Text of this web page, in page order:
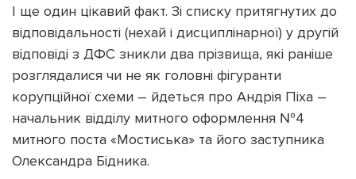
І ще один цікавий факт. Зі списку притягнутих до
відповідальності (нехай і дисциплінарної) у другій
відповіді з ДФС зникли два прізвища, які раніше
розглядалися чи не як головні фігуранти
корупційної схеми – йдеться про Андрія Піха –
начальник відділу митного оформлення №4
митного поста «Мостиська» та його заступника
Олександра Бідника.